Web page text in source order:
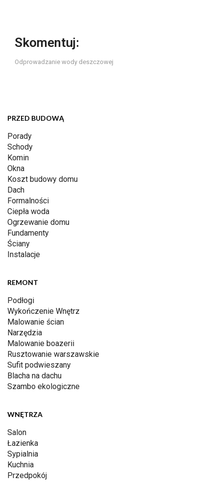
Skomentuj:
Odprowadzanie wody deszczowej
PRZED BUDOWĄ
Porady
Schody
Komin
Okna
Koszt budowy domu
Dach
Formalności
Ciepła woda
Ogrzewanie domu
Fundamenty
Ściany
Instalacje
REMONT
Podłogi
Wykończenie Wnętrz
Malowanie ścian
Narzędzia
Malowanie boazerii
Rusztowanie warszawskie
Sufit podwieszany
Blacha na dachu
Szambo ekologiczne
WNĘTRZA
Salon
Łazienka
Sypialnia
Kuchnia
Przedpokój